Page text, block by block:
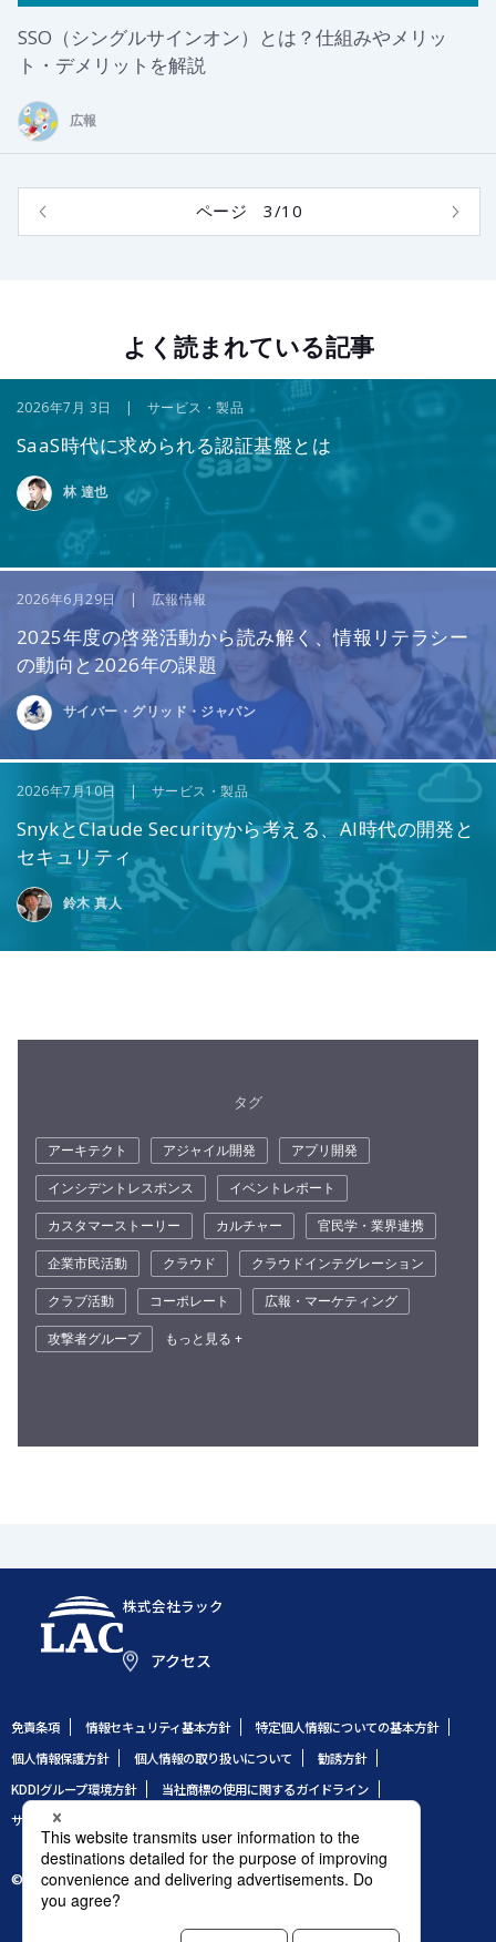
SSO（シングルサインオン）とは？仕組みやメリッ
ト・デメリットを解説
広報
ページ 3/10
よく読まれている記事
2026年7月 3日 | サービス・製品
SaaS時代に求められる認証基盤とは
林 達也
2026年6月29日 | 広報情報
2025年度の啓発活動から読み解く、情報リテラシー
の動向と2026年の課題
サイバー・グリッド・ジャパン
2026年7月10日 | サービス・製品
SnykとClaude Securityから考える、AI時代の開発と
セキュリティ
鈴木 真人
タグ
アーキテクト アジャイル開発
アプリ開発
インシデントレスポンス
イベントレポート
カスタマーストーリー
カルチャー
官民学・業界連携
企業市民活動
クラウド
クラウドインテグレーション
クラブ活動
コーポレート
広報・マーケティング
攻撃者グループ
もっと見る +
株式会社ラック
アクセス
免責条項 情報セキュリティ基本方針
特定個人情報についての基本方針
個人情報保護方針
個人情報の取り扱いについて
勧誘方針
KDDIグループ環境方針
当社商標の使用に関するガイドライン
サイトのご利用条件
© 1995 LAC Co., Ltd.